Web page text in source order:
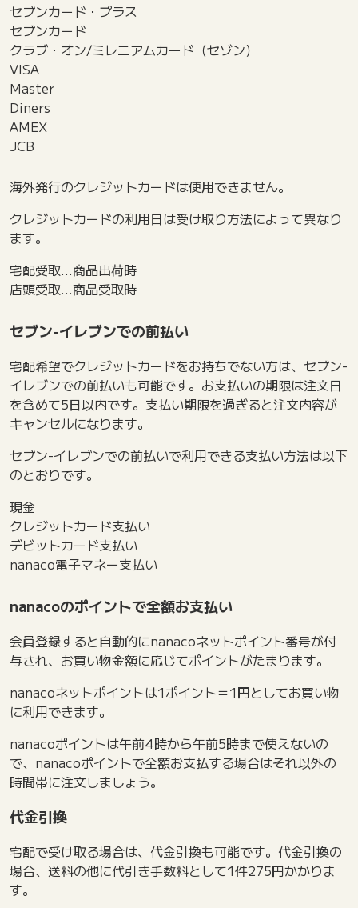
セブンカード・プラス
セブンカード
クラブ・オン/ミレニアムカード（セゾン）
VISA
Master
Diners
AMEX
JCB
海外発行のクレジットカードは使用できません。
クレジットカードの利用日は受け取り方法によって異なり
ます。
宅配受取…商品出荷時
店頭受取…商品受取時
セブン-イレブンでの前払い
宅配希望でクレジットカードをお持ちでない方は、セブン-
イレブンでの前払いも可能です。お支払いの期限は注文日
を含めて5日以内です。支払い期限を過ぎると注文内容が
キャンセルになります。
セブン-イレブンでの前払いで利用できる支払い方法は以下
のとおりです。
現金
クレジットカード支払い
デビットカード支払い
nanaco電子マネー支払い
nanacoのポイントで全額お支払い
会員登録すると自動的にnanacoネットポイント番号が付
与され、お買い物金額に応じてポイントがたまります。
nanacoネットポイントは1ポイント＝1円としてお買い物
に利用できます。
nanacoポイントは午前4時から午前5時まで使えないの
で、nanacoポイントで全額お支払する場合はそれ以外の
時間帯に注文しましょう。
代金引換
宅配で受け取る場合は、代金引換も可能です。代金引換の
場合、送料の他に代引き手数料として1件275円かかりま
す。